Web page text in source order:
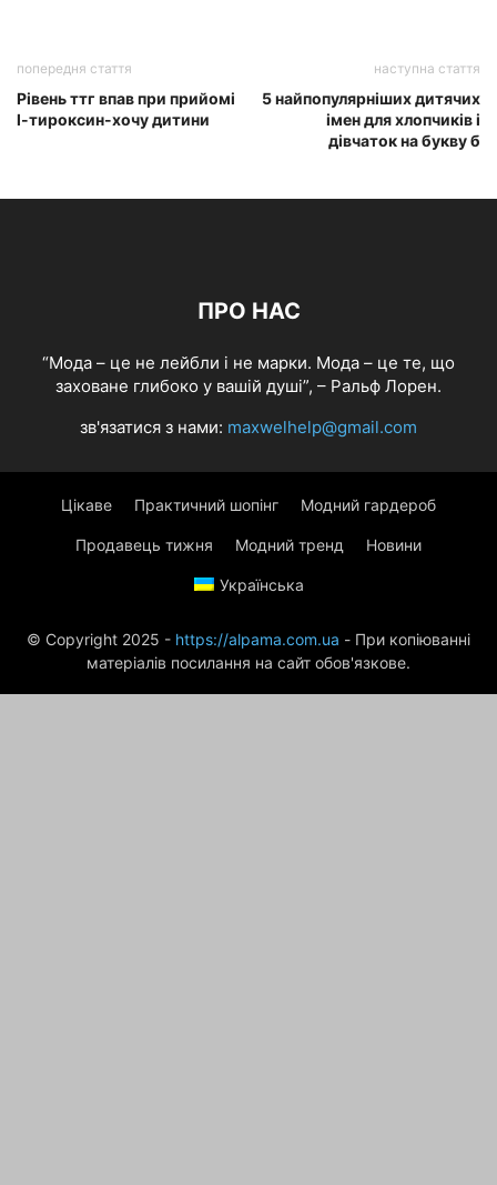
попередня стаття
Рівень ттг впав при прийомі
l-тироксин-хочу дитини
наступна стаття
5 найпопулярніших дитячих
імен для хлопчиків і
дівчаток на букву б
ПРО НАС
“Мода – це не лейбли і не марки. Мода – це те, що
заховане глибоко у вашій душі”, – Ральф Лорен.
зв'язатися з нами: maxwelhelp@gmail.com
Цікаве Практичний шопінг Модний гардероб
Продавець тижня Модний тренд Новини
Українська
© Copyright 2025 - https://alpama.com.ua - При копіюванні
матеріалів посилання на сайт обов'язкове.